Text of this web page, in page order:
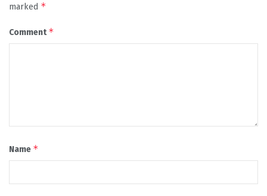
marked *
Comment*
Name *